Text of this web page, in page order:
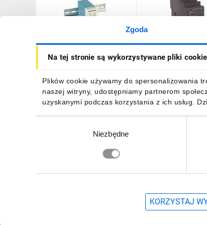
Zgoda
Na tej stronie są wykorzystywane pliki cookie
Plików cookie używamy do spersonalizowania
naszej witryny, udostępniamy partnerom
uzyskanymi podczas korzystania z ich usług.
Niezbędne
KORZYSTAJ
Zasilacz impulsowy 85-
264V AC/ 2,5A 24V DC
102,99 zł brutto
Zasilacz impulsowy
DC 2,5A 60W wej.
101,94 złbrutto
Zapisz się, aby otrzymać